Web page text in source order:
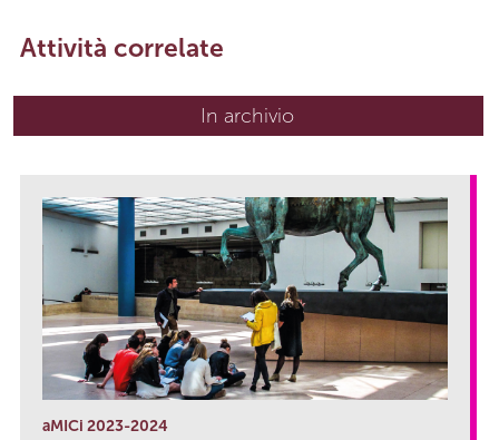
Attività correlate
In archivio
aMICi 2023-2024